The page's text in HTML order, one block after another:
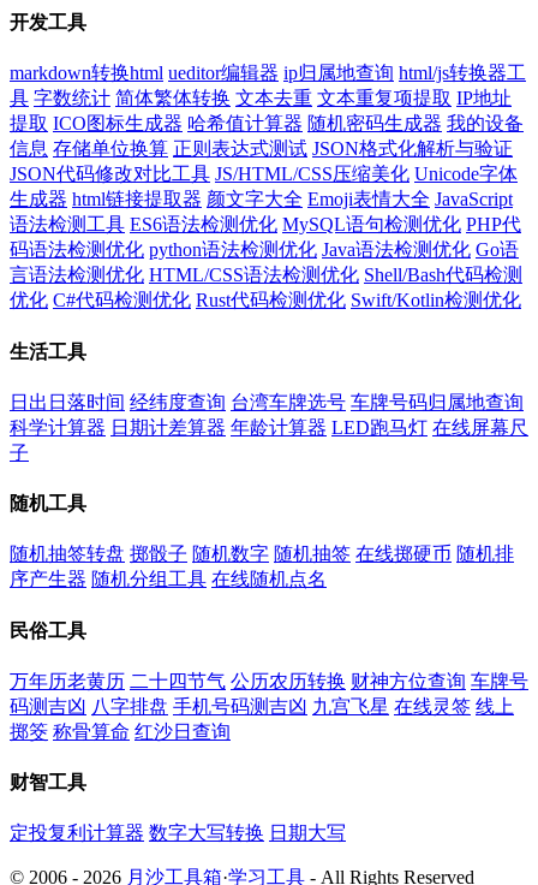
开发工具
markdown转换html ueditor编辑器 ip归属地查询 html/js转换器工
具 字数统计 简体繁体转换 文本去重 文本重复项提取 IP地址
提取 ICO图标生成器 哈希值计算器 随机密码生成器 我的设备
信息 存储单位换算 正则表达式测试 JSON格式化解析与验证
JSON代码修改对比工具 JS/HTML/CSS压缩美化 Unicode字体
生成器 html链接提取器 颜文字大全 Emoji表情大全 JavaScript
语法检测工具 ES6语法检测优化 MySQL语句检测优化 PHP代
码语法检测优化 python语法检测优化 Java语法检测优化 Go语
言语法检测优化 HTML/CSS语法检测优化 Shell/Bash代码检测
优化 C#代码检测优化 Rust代码检测优化 Swift/Kotlin检测优化
生活工具
日出日落时间 经纬度查询 台湾车牌选号 车牌号码归属地查询
科学计算器 日期计差算器 年龄计算器 LED跑马灯 在线屏幕尺
子
随机工具
随机抽签转盘 掷骰子 随机数字 随机抽签 在线掷硬币 随机排
序产生器 随机分组工具 在线随机点名
民俗工具
万年历老黄历 二十四节气 公历农历转换 财神方位查询 车牌号
码测吉凶 八字排盘 手机号码测吉凶 九宫飞星 在线灵签 线上
掷筊 称骨算命 红沙日查询
财智工具
定投复利计算器 数字大写转换 日期大写
© 2006 - 2026 月沙工具箱·学习工具 - All Rights Reserved